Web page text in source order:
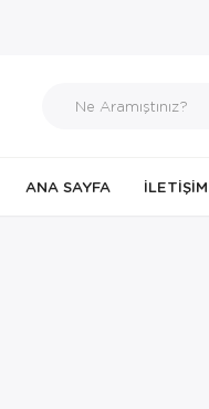
ANA SAYFA İLETIŞIM